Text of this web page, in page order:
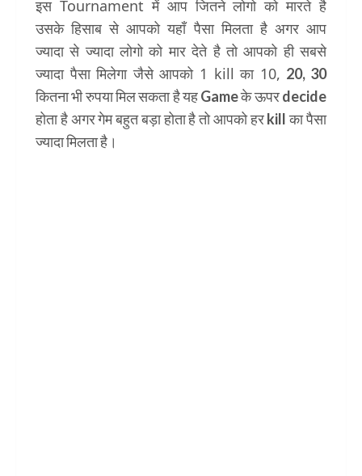
इस Tournament में आप जितने लोगो को मारते है
उसके हिसाब से आपको यहाँ पैसा मिलता है अगर आप
ज्यादा से ज्यादा लोगो को मार देते है तो आपको ही सबसे
ज्यादा पैसा मिलेगा जैसे आपको 1 kill का 10, 20, 30
कितना भी रुपया मिल सकता है यह Game के ऊपर decide
होता है अगर गेम बहुत बड़ा होता है तो आपको हर kill का पैसा
ज्यादा मिलता है।